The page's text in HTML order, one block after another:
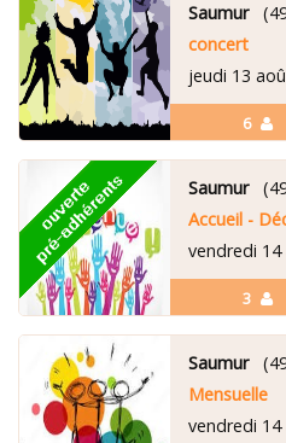
6
Saumur
concert
jeudi 13
3
Saumur
Accueil -
vendredi
Saumur
Mensuelle
vendredi